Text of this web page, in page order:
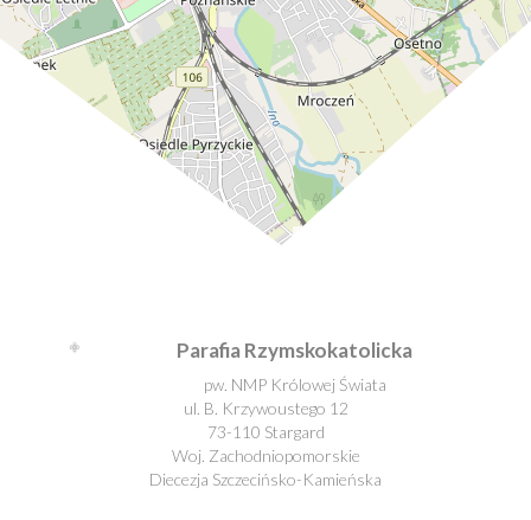
Parafia Rzymskokatolicka
pw. NMP Królowej Świata
ul. B. Krzywoustego 12
73-110 Stargard
Woj. Zachodniopomorskie
Diecezja Szczecińsko-Kamieńska